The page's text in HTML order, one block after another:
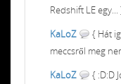
Redshift LE egy...
KaLoZ
{ Hát
meccsről meg
KaLoZ
{ :D:D